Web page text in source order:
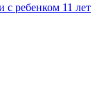
с ребенком 11 лет